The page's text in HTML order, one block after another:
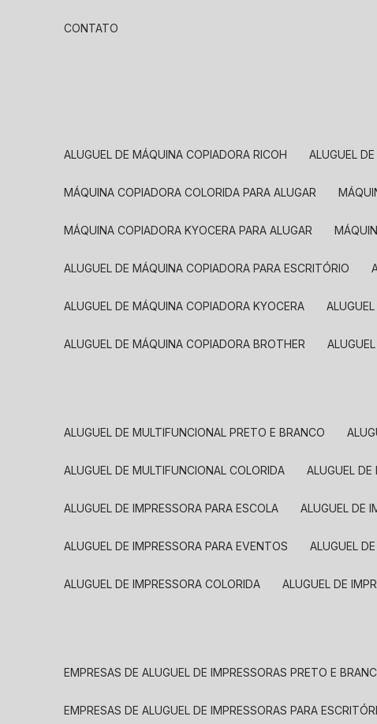
CONTATO
ALUGUEL DE MÁQUINA COPIADORA RICOH ALUGUEL
MÁQUINA COPIADORA COLORIDA PARA ALUGAR
MÁQUINA COPIADORA KYOCERA PARA ALUGAR
ALUGUEL DE MÁQUINA COPIADORA PARA ESCRITÓRIO
ALUGUEL DE MÁQUINA COPIADORA KYOCERA
ALUGUEL DE MÁQUINA COPIADORA BROTHER
ALUGUEL DE MULTIFUNCIONAL PRETO E BRANCO
ALUGUEL DE MULTIFUNCIONAL COLORIDA ALUGUEL
ALUGUEL DE IMPRESSORA PARA ESCOLA ALUGUEL DE
ALUGUEL DE IMPRESSORA PARA EVENTOS ALUGUEL
ALUGUEL DE IMPRESSORA COLORIDA ALUGUEL DE
EMPRESAS DE ALUGUEL DE IMPRESSORAS PRETO E
EMPRESAS DE ALUGUEL DE IMPRESSORAS PARA